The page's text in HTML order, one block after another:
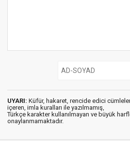
UYARI: Küfür, hakaret, rencide edici
içeren, imla kuralları ile yazılmamış,
Türkçe karakter kullanılmayan ve büyük
onaylanmamaktadır.